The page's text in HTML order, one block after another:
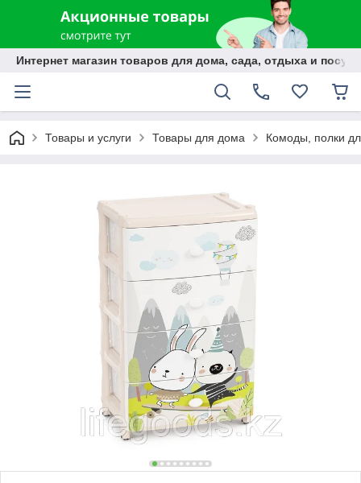
Интернет магазин товаров для дома, сада, отдыха и
Товары и услуги Товары для дома Комоды, полки